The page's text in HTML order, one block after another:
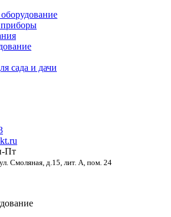
сада и дачи
Пт
Смоляная, д.15, лит. А, пом. 24